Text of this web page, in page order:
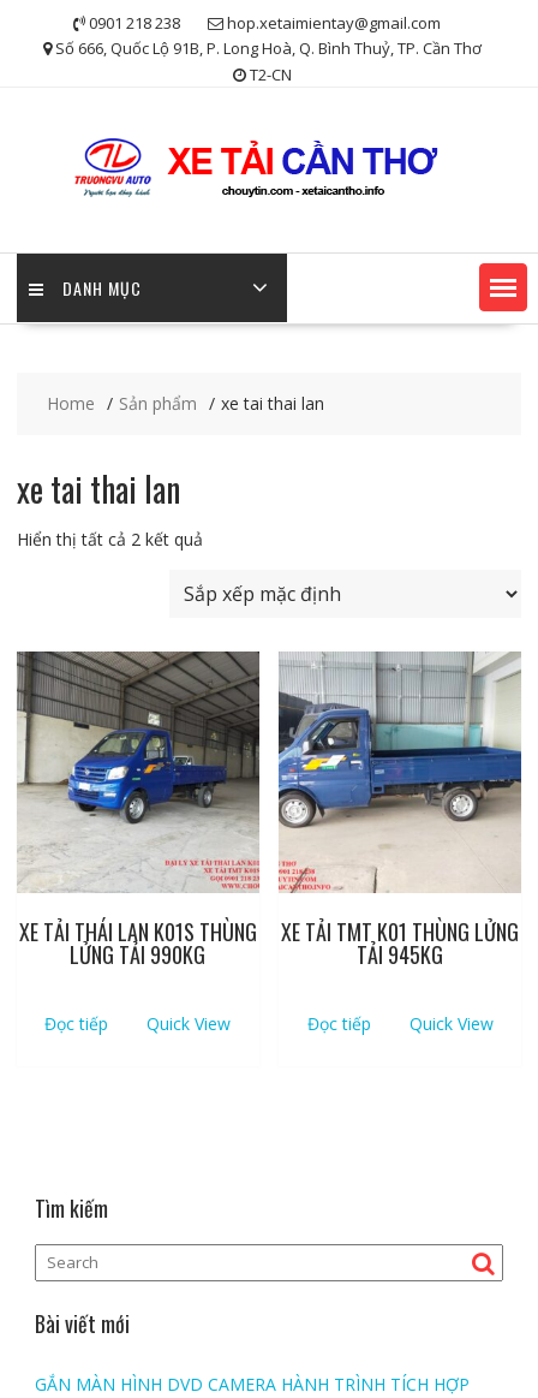
0901 218 238
hop.xetaimientay@gmail.com
Số 666, Quốc Lộ 91B, P. Long Hoà, Q. Bình Thuỷ, TP. Cần Thơ
T2-CN
DANH MỤC
Home Sản phẩm xe tai thai lan
xe tai thai lan
Hiển thị tất cả 2 kết quả
XE TẢI THÁI LAN K01S THÙNG
LỬNG TẢI 990KG
Đọc tiếp Quick View
XE TẢI TMT K01 THÙNG LỬNG
TẢI 945KG
Đọc tiếp Quick View
Tìm kiếm
Bài viết mới
GẮN MÀN HÌNH DVD CAMERA HÀNH TRÌNH TÍCH HỢP